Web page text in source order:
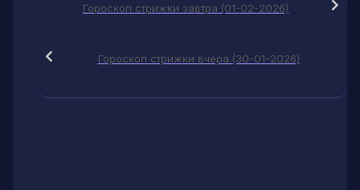
Гороскоп стрижки завтра (01-02-2026)
Гороскоп стрижки вчера (30-01-2026)